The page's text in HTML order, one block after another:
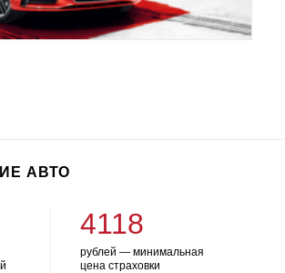
АВТО
4118
рублей — минимальная
цена страховки